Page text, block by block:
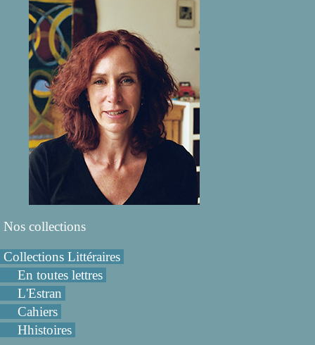
Nos collections
Collections Littéraires
En toutes lettres
L'Estran
Cahiers
Hhistoires